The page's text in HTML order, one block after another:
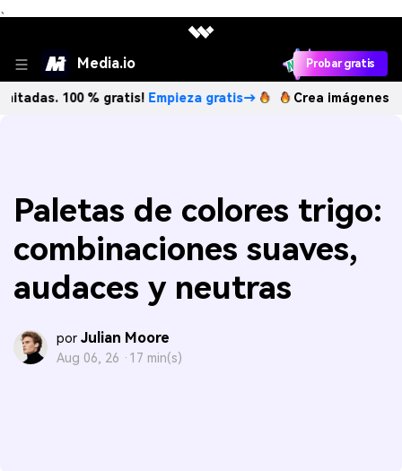
、
Media.io Probar gratis
% gratis!Empieza gratis→ Crea imágenes IA
Paletas de colores trigo:
combinaciones suaves,
audaces y neutras
por Julian Moore
Aug 06, 26 · 17 min(s)